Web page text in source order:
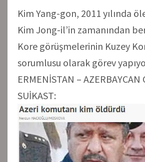
Kim Yang-gon, 2011 yılında
Kim Jong-il’in zamanından
Kore görüşmelerinin Kuzey
sorumlusu olarak görev
ERMENİSTAN – AZERBAYCAN
SUİKAST: